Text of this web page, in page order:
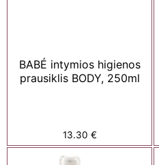
BABÉ intymios higienos
prausiklis BODY, 250ml
13.30 €